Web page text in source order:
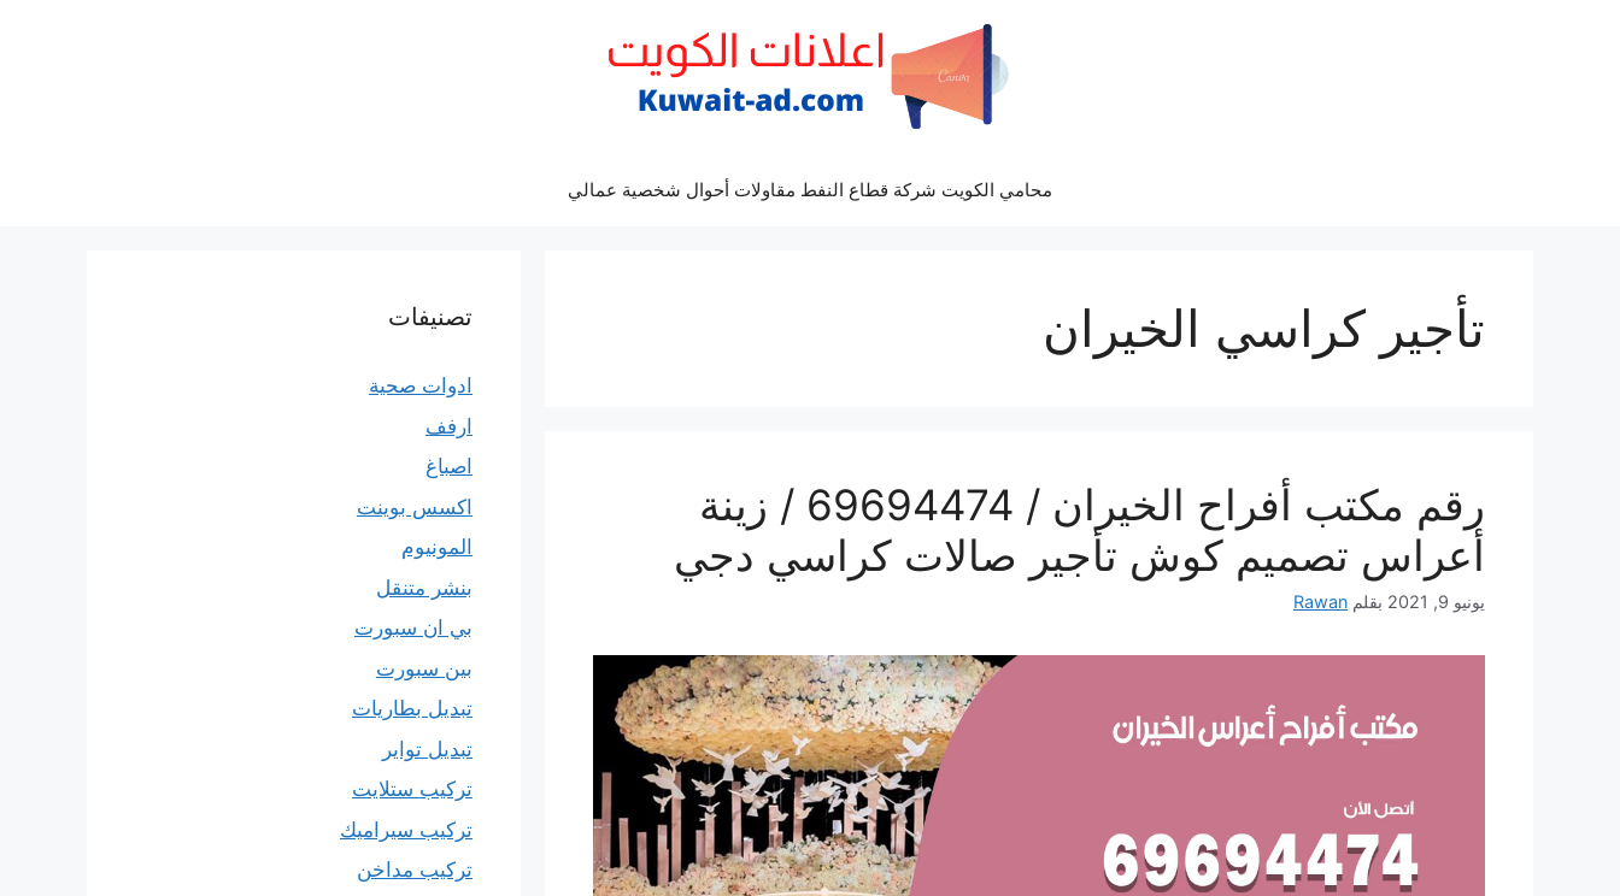
محامي الكويت شركة قطاع النفط مقاولات أحوال شخصية عمالي
تأجير كراسي الخيران
رقم مكتب أفراح الخيران / 69694474 / زينة
أعراس تصميم كوش تأجير صالات كراسي دجي
يونيو 9, 2021 بقلم Rawan
تصنيفات
ادوات صحية
ارفف
اصباغ
اكسس بوينت
المونيوم
بنشر متنقل
بي ان سبورت
بين سبورت
تبديل بطاريات
تبديل تواير
تركيب ستلايت
تركيب سيراميك
تركيب مداخن